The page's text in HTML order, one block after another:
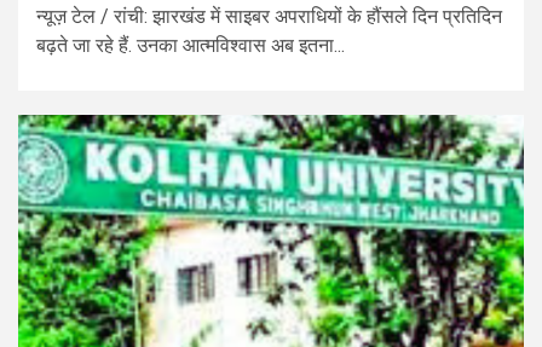
न्यूज़ टेल / रांची: झारखंड में साइबर अपराधियों के हौंसले दिन प्रतिदिन
बढ़ते जा रहे हैं. उनका आत्मविश्वास अब इतना...